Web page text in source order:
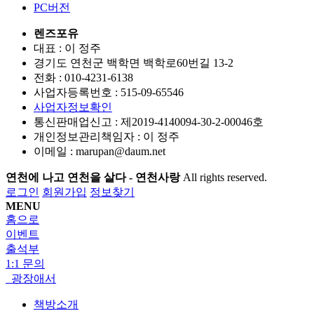
PC버전
렌즈포유
대표 : 이 정주
경기도 연천군 백학면 백학로60번길 13-2
전화 : 010-4231-6138
사업자등록번호 : 515-09-65546
사업자정보확인
통신판매업신고 : 제2019-4140094-30-2-00046호
개인정보관리책임자 : 이 정주
이메일 : marupan@daum.net
연천에 나고 연천을 살다 - 연천사랑 All rights reserved.
로그인 회원가입 정보찾기
MENU
홈으로
이벤트
출석부
1:1 문의
광장애서
책방소개